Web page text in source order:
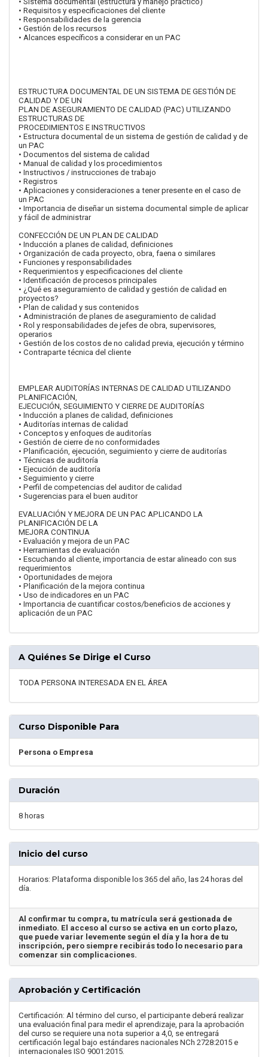
• Requisitos y especificaciones del cliente
• Responsabilidades de la gerencia
• Gestión de los recursos
• Alcances específicos a considerar en un PAC
ESTRUCTURA DOCUMENTAL DE UN SISTEMA DE GESTIÓN DE
CALIDAD Y DE UN
PLAN DE ASEGURAMIENTO DE CALIDAD (PAC) UTILIZANDO
ESTRUCTURAS DE
PROCEDIMIENTOS E INSTRUCTIVOS
• Estructura documental de un sistema de gestión de calidad y de
un PAC
• Documentos del sistema de calidad
• Manual de calidad y los procedimientos
• Instructivos / instrucciones de trabajo
• Registros
• Aplicaciones y consideraciones a tener presente en el caso de
un PAC
• Importancia de diseñar un sistema documental simple de aplicar
y fácil de administrar
CONFECCIÓN DE UN PLAN DE CALIDAD
• Inducción a planes de calidad, definiciones
• Organización de cada proyecto, obra, faena o similares
• Funciones y responsabilidades
• Requerimientos y especificaciones del cliente
• Identificación de procesos principales
• ¿Qué es aseguramiento de calidad y gestión de calidad en
proyectos?
• Plan de calidad y sus contenidos
• Administración de planes de aseguramiento de calidad
• Rol y responsabilidades de jefes de obra, supervisores,
operarios
• Gestión de los costos de no calidad previa, ejecución y término
• Contraparte técnica del cliente
EMPLEAR AUDITORÍAS INTERNAS DE CALIDAD UTILIZANDO
PLANIFICACIÓN,
EJECUCIÓN, SEGUIMIENTO Y CIERRE DE AUDITORÍAS
• Inducción a planes de calidad, definiciones
• Auditorías internas de calidad
• Conceptos y enfoques de auditorías
• Gestión de cierre de no conformidades
• Planificación, ejecución, seguimiento y cierre de auditorías
• Técnicas de auditoría
• Ejecución de auditoría
• Seguimiento y cierre
• Perfil de competencias del auditor de calidad
• Sugerencias para el buen auditor
EVALUACIÓN Y MEJORA DE UN PAC APLICANDO LA
PLANIFICACIÓN DE LA
MEJORA CONTINUA
• Evaluación y mejora de un PAC
• Herramientas de evaluación
• Escuchando al cliente, importancia de estar alineado con sus
requerimientos
• Oportunidades de mejora
• Planificación de la mejora continua
• Uso de indicadores en un PAC
• Importancia de cuantificar costos/beneficios de acciones y
aplicación de un PAC
A Quiénes Se Dirige el Curso
TODA PERSONA INTERESADA EN EL ÁREA
Curso Disponible Para
Persona o Empresa
Duración
8 horas
Inicio del curso
Horarios: Plataforma disponible los 365 del año, las 24 horas del
día.
Al confirmar tu compra, tu matrícula será gestionada de
inmediato. El acceso al curso se activa en un corto plazo,
que puede variar levemente según el día y la hora de tu
inscripción, pero siempre recibirás todo lo necesario para
comenzar sin complicaciones.
Aprobación y Certificación
Certificación: Al término del curso, el participante deberá realizar
una evaluación final para medir el aprendizaje, para la aprobación
del curso se requiere una nota superior a 4,0, se entregará
certificación legal bajo estándares nacionales NCh 2728:2015 e
internacionales ISO 9001:2015.